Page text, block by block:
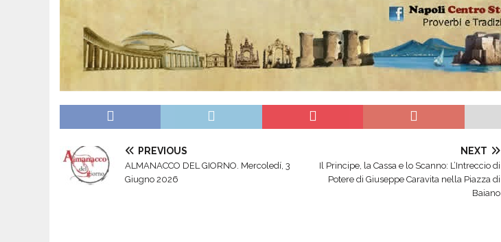
PREVIOUS
ALMANACCO DEL GIORNO. Mercoledí, 3
Giugno 2026
NEXT
​Il Principe, la Cassa e lo Scanno: L’Intreccio di
Potere di Giuseppe Caravita nella Piazza di
Baiano